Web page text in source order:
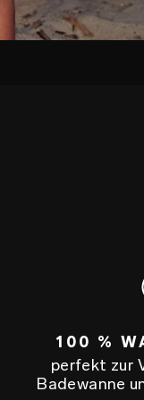
100 %
perfekt zur
Badewanne